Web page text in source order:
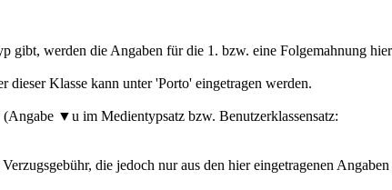
gibt, werden die Angaben für die 1. bzw. eine Folgemahnung
Klasse kann unter 'Porto' eingetragen werden.
▼u im Medientypsatz bzw. Benutzerklassensatz:
die jedoch nur aus den hier eingetragenen